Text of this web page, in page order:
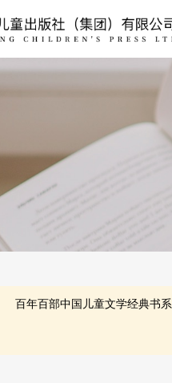
百年百部中国儿童文学经典书系